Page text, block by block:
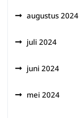
augustus 2024
juli 2024
juni 2024
mei 2024